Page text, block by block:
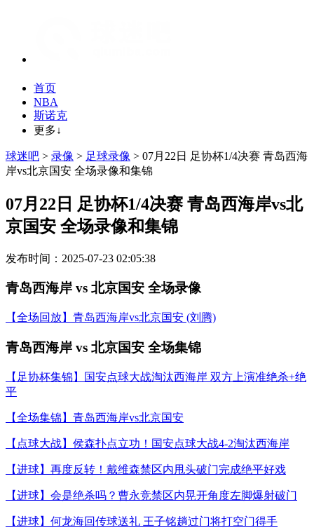
首页
NBA
斯诺克
更多↓
球迷吧 > 录像 > 足球录像 > 07月22日 足协杯1/4决赛 青岛西海
岸vs北京国安 全场录像和集锦
07月22日 足协杯1/4决赛 青岛西海岸vs北
京国安 全场录像和集锦
发布时间：2025-07-23 02:05:38
青岛西海岸 vs 北京国安 全场录像
【全场回放】青岛西海岸vs北京国安 (刘腾)
青岛西海岸 vs 北京国安 全场集锦
【足协杯集锦】国安点球大战淘汰西海岸 双方上演准绝杀+绝
平
【全场集锦】青岛西海岸vs北京国安
【点球大战】侯森扑点立功！国安点球大战4-2淘汰西海岸
【进球】再度反转！戴维森禁区内甩头破门完成绝平好戏
【进球】会是绝杀吗？曹永竞禁区内晃开角度左脚爆射破门
【进球】何龙海回传球送礼 王子铭趟过门将打空门得手